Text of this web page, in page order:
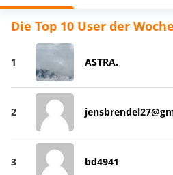
Die Top 10 User der
1 ASTRA.
2
3 bd4941